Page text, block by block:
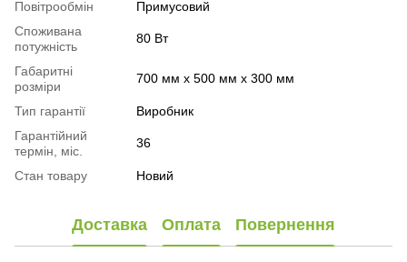
Повітрообмін
Примусовий
Споживана
потужність
80 Вт
Габаритні
розміри
700 мм х 500 мм х 300 мм
Тип гарантії
Виробник
Гарантійний
термін, міс.
36
Стан товару Новий
Доставка Оплата Повернення